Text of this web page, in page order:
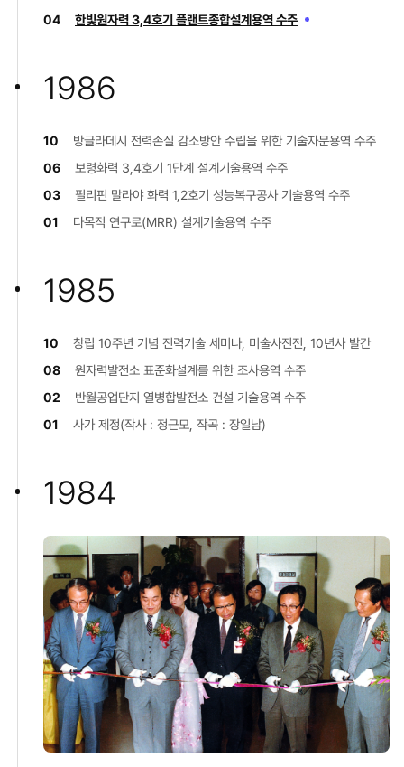
04
한빛원자력 3,4호기 플랜트종합설계용역 수주
1986
10
방글라데시 전력손실 감소방안 수립을 위한 기술자문용역 수주
06
보령화력 3,4호기 1단계 설계기술용역 수주
03
필리핀 말라야 화력 1,2호기 성능복구공사 기술용역 수주
01
다목적 연구로(MRR) 설계기술용역 수주
1985
10
창립 10주년 기념 전력기술 세미나, 미술사진전, 10년사 발간
08
원자력발전소 표준화설계를 위한 조사용역 수주
02
반월공업단지 열병합발전소 건설 기술용역 수주
01
사가 제정(작사 : 정근모, 작곡 : 장일남)
1984